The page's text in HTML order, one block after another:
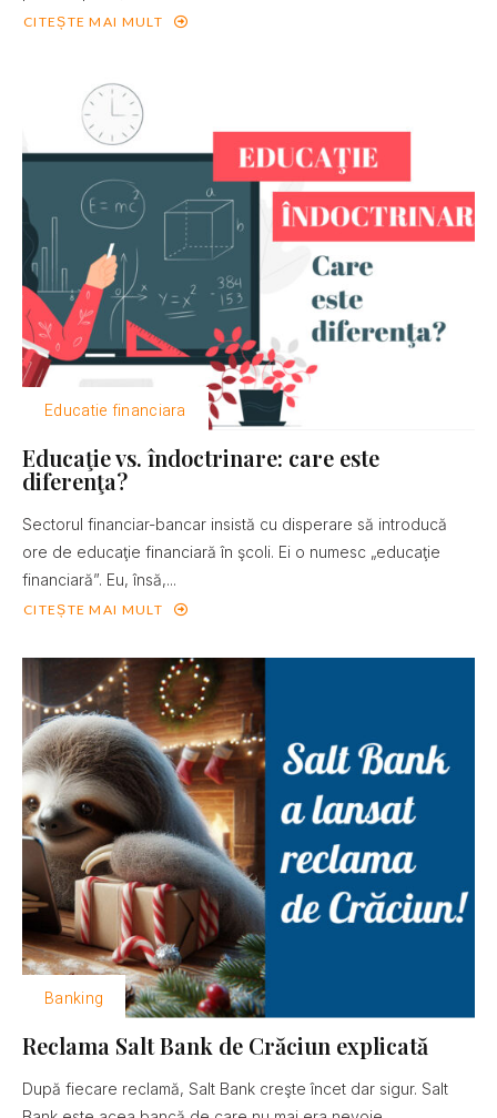
CITEȘTE MAI MULT
Educatie financiara
Educaţie vs. îndoctrinare: care este
diferenţa?
Sectorul financiar-bancar insistă cu disperare să introducă
ore de educaţie financiară în şcoli. Ei o numesc „educaţie
financiară”. Eu, însă,...
CITEȘTE MAI MULT
Banking
Reclama Salt Bank de Crăciun explicată
După fiecare reclamă, Salt Bank creşte încet dar sigur. Salt